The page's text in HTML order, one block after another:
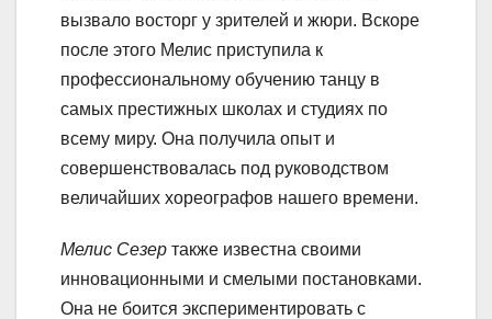
вызвало восторг у зрителей и жюри. Вскоре
после этого Мелис приступила к
профессиональному обучению танцу в
самых престижных школах и студиях по
всему миру. Она получила опыт и
совершенствовалась под руководством
величайших хореографов нашего времени.
Мелис Сезер также известна своими
инновационными и смелыми постановками.
Она не боится экспериментировать с